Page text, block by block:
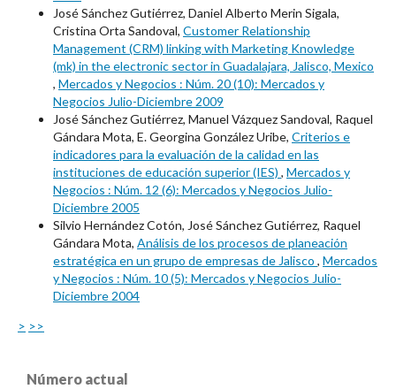
José Sánchez Gutiérrez, Daniel Alberto Merin Sigala,
Cristina Orta Sandoval, Customer Relationship
Management (CRM) linking with Marketing Knowledge
(mk) in the electronic sector in Guadalajara, Jalisco, Mexico
, Mercados y Negocios : Núm. 20 (10): Mercados y
Negocios Julio-Diciembre 2009
José Sánchez Gutiérrez, Manuel Vázquez Sandoval, Raquel
Gándara Mota, E. Georgina González Uribe, Criterios e
indicadores para la evaluación de la calidad en las
instituciones de educación superior (IES) , Mercados y
Negocios : Núm. 12 (6): Mercados y Negocios Julio-
Diciembre 2005
Silvio Hernández Cotón, José Sánchez Gutiérrez, Raquel
Gándara Mota, Análisis de los procesos de planeación
estratégica en un grupo de empresas de Jalisco , Mercados
y Negocios : Núm. 10 (5): Mercados y Negocios Julio-
Diciembre 2004
> >>
Número actual